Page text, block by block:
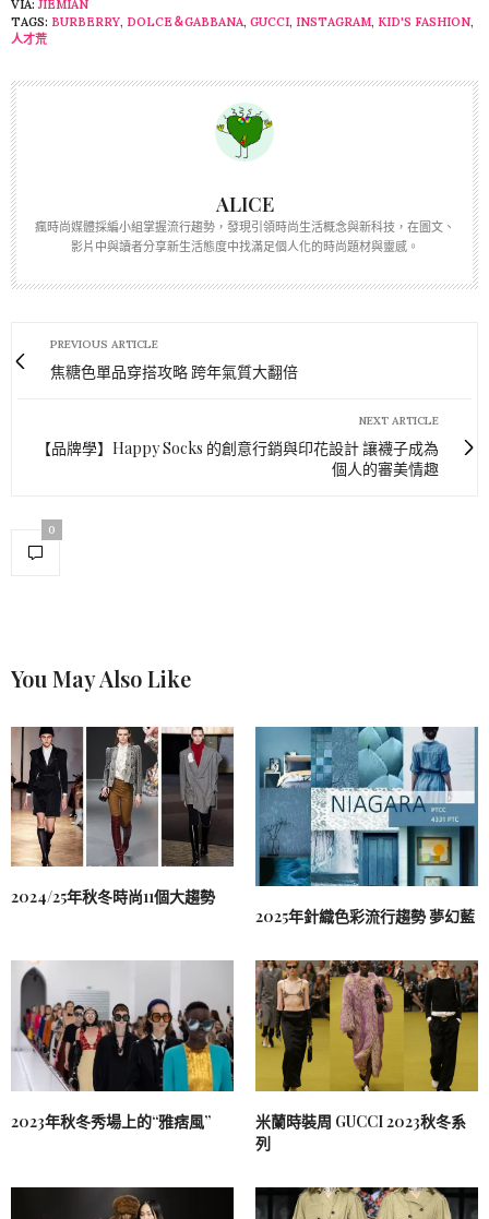
VIA: JIEMIAN
TAGS: BURBERRY, DOLCE＆GABBANA, GUCCI, INSTAGRAM, KID'S FASHION,
人才荒
ALICE
瘋時尚媒體採編小組掌握流行趨勢，發現引領時尚生活概念與新科技，在圖文、
影片中與讀者分享新生活態度中找滿足個人化的時尚題材與靈感。
PREVIOUS ARTICLE
焦糖色單品穿搭攻略 跨年氣質大翻倍
NEXT ARTICLE
【品牌學】Happy Socks 的創意行銷與印花設計 讓襪子成為
個人的審美情趣
0
You May Also Like
2024/25年秋冬時尚11個大趨勢
2025年針織色彩流行趨勢 夢幻藍
2023年秋冬秀場上的“雅痞風”
米蘭時裝周 GUCCI 2023秋冬系
列